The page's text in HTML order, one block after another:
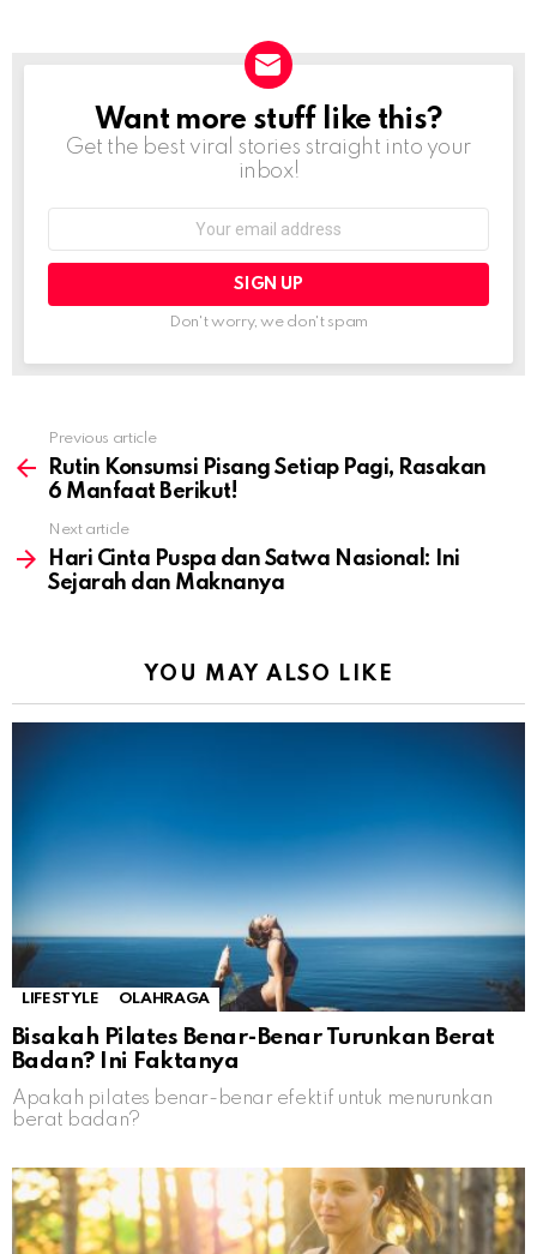
NEWSLETTER
Want more stuff like this?
Get the best viral stories straight into your
inbox!
Don't worry, we don't spam
more
Previous article
Rutin Konsumsi Pisang Setiap Pagi, Rasakan
6 Manfaat Berikut!
Next article
Hari Cinta Puspa dan Satwa Nasional: Ini
Sejarah dan Maknanya
YOU MAY ALSO LIKE
LIFESTYLE OLAHRAGA
Bisakah Pilates Benar-Benar Turunkan Berat
Badan? Ini Faktanya
Apakah pilates benar-benar efektif untuk menurunkan
berat badan?